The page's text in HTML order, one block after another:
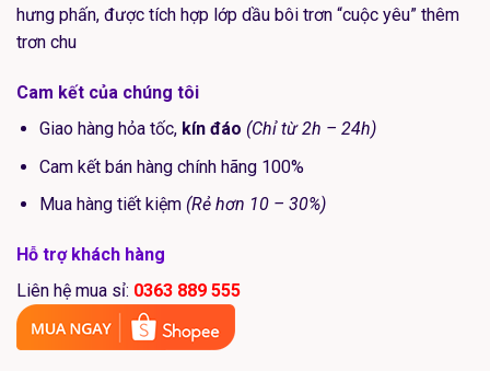
hưng phấn, được tích hợp lớp dầu bôi trơn “cuộc yêu” thêm
trơn chu
Cam kết của chúng tôi
Giao hàng hỏa tốc, kín đáo (Chỉ từ 2h – 24h)
Cam kết bán hàng chính hãng 100%
Mua hàng tiết kiệm (Rẻ hơn 10 – 30%)
Hỗ trợ khách hàng
Liên hệ mua sỉ: 0363 889 555